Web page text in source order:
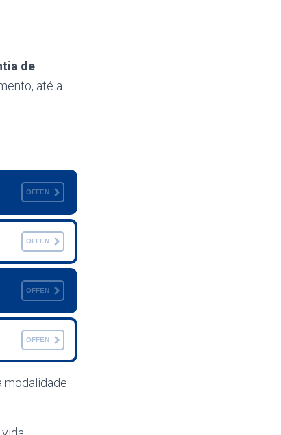
de
até a
OFFEN
OFFEN
OFFEN
OFFEN
modalidade